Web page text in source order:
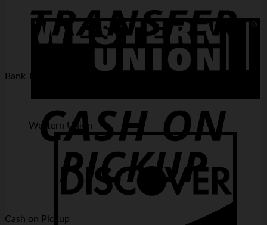
Western Union
Bank Transfer
Cash on Pickup